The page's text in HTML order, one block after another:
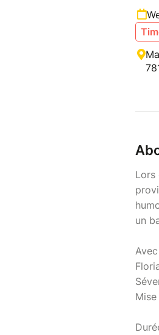
Lors
un